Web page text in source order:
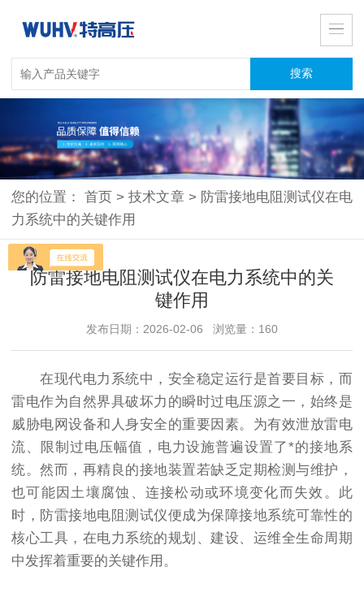
您的位置：首页 > 技术文章 > 防雷接地电阻测试仪在电
力系统中的关键作用
防雷接地电阻测试仪在电力系统中的关
键作用
发布日期：2026-02-06 浏览量：160
在现代电力系统中，安全稳定运行是首要目标，而
雷电作为自然界具破坏力的瞬时过电压源之一，始终是
威胁电网设备和人身安全的重要因素。为有效泄放雷电
流、限制过电压幅值，电力设施普遍设置了*的接地系
统。然而，再精良的接地装置若缺乏定期检测与维护，
也可能因土壤腐蚀、连接松动或环境变化而失效。此
时，防雷接地电阻测试仪便成为保障接地系统可靠性的
核心工具，在电力系统的规划、建设、运维全生命周期
中发挥着重要的关键作用。